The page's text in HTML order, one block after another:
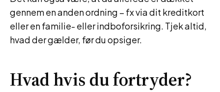
gennem en anden ordning – fx via dit kreditkort
eller en familie- eller indboforsikring. Tjek altid,
hvad der gælder, før du opsiger.
Hvad hvis du fortryder?